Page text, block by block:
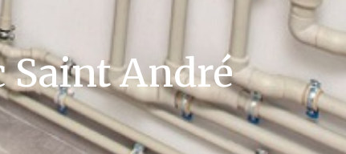
Saint André